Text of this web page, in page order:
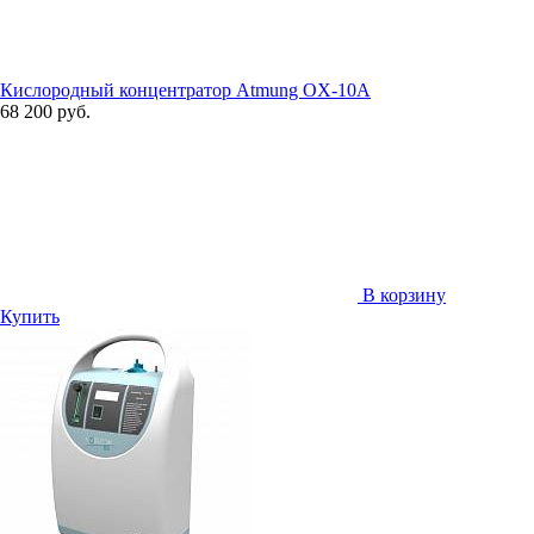
Кислородный концентратор Atmung OX-10A
68 200 руб.
В корзину
Купить